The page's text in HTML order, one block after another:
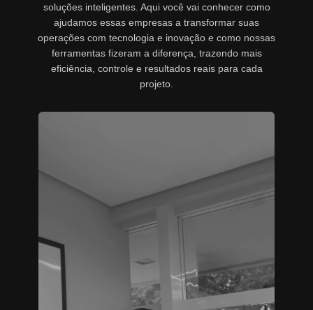
soluções inteligentes. Aqui você vai conhecer como
ajudamos essas empresas a transformar suas
operações com tecnologia e inovação e como nossas
ferramentas fizeram a diferença, trazendo mais
eficiência, controle e resultados reais para cada
projeto.